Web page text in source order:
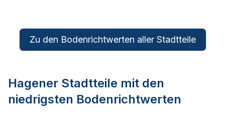
Zu den Bodenrichtwerten aller Stadtteile
Hagener Stadtteile mit den
niedrigsten Bodenrichtwerten